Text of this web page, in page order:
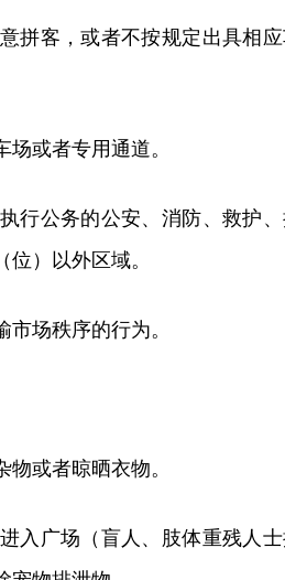
拼客，或者不按规定出具相
场或者专用通道。
行公务的公安、消防、救护
）以外区域。
市场秩序的行为。
物或者晾晒衣物。
入广场（盲人、肢体重残人